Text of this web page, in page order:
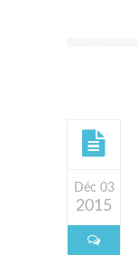
Déc 03
2015